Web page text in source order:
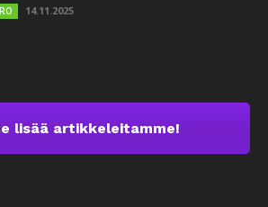
14.11.2025
lisää artikkeleitamme!